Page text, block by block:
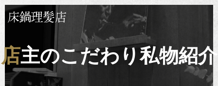
店主のこだわり私物紹介